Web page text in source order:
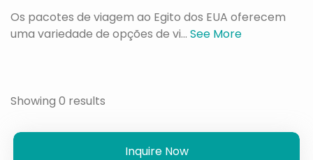
Os pacotes de viagem ao Egito dos EUA oferecem
uma variedade de opções de vi... See More
Showing 0 results
Inquire Now